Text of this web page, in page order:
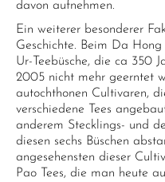
davon aufnehmen.
Ein weiterer besonderer
Geschichte. Beim Da
Ur-Teebüsche, die ca 350
2005 nicht mehr geerntet
autochthonen Cultivaren,
verschiedene Tees
anderem Stecklings- und
diesen sechs Büschen
angesehensten dieser
Pao Tees, die man heute